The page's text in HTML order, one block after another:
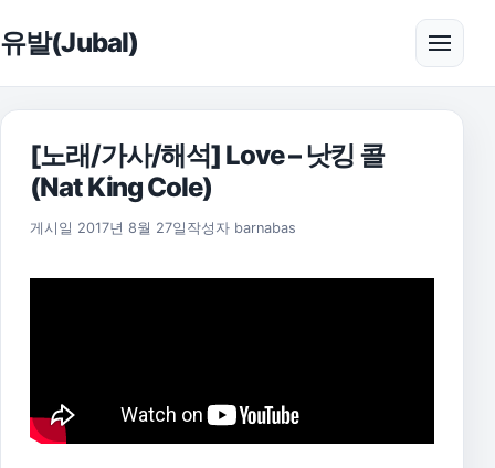
유발(Jubal) 메뉴
[노래/가사/해석] Love – 낫킹 콜
(Nat King Cole)
게시일 2017년 8월 27일 2021년 7월 14일
작성자 barnabas